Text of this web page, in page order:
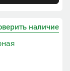
наличие